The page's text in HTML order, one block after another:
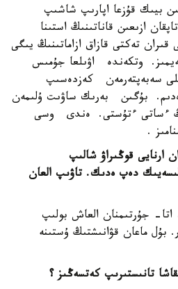
بيىك قۇزعا اپارىپ شاشىپ
ازىعىن قاناتىنىڭ استىنا
تەكتى قازاق ازاماتىنىڭ يىگى
وتكەندە اۋىلعا جۇمىس
سەبەپتەرمەن كەزدەسىپ
ەدىم. بۇگىن بەرىك ساۋىت ۇلىمەن
ءساتى ءتۇستى. ەندى وسى
.
ارنايى قوڭىراۋ شالىپ
دەپ ەدىك. تاۋىپ العان
جۇرتىمنان العاش بولىپ
بۇل ماعان قۋانىشتىڭ ۇستىنە
تانىستىرىپ كەتسەڭىز ؟